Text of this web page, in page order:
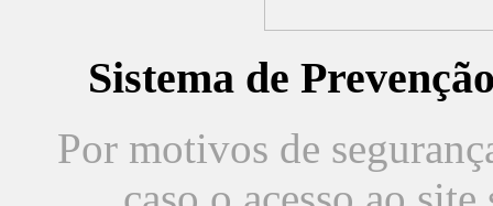
Sistema de
Por motivos de